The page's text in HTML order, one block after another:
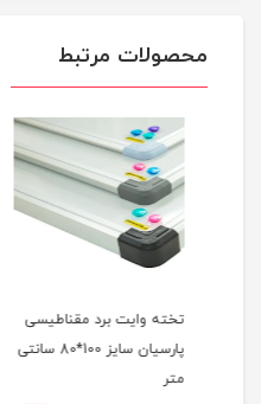
محصولات مرتبط
تخته وایت برد مقناطیسی
پارسیان سایز 100*80 سانتی
متر